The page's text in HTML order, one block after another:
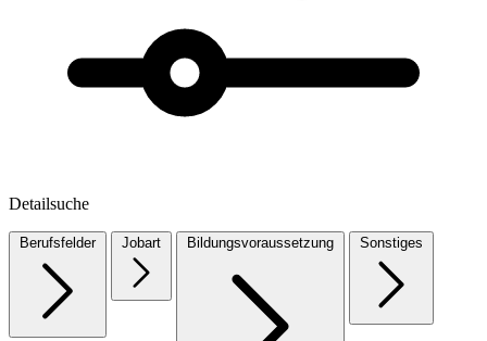
Detailsuche
Berufsfelder Jobart Bildungsvoraussetzung Sonstiges